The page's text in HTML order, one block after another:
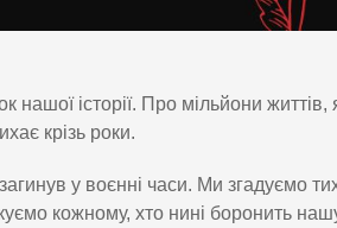
нашої історії. Про мільйони життів,
крізь роки.
у воєнні часи. Ми згадуємо
кожному, хто нині боронить